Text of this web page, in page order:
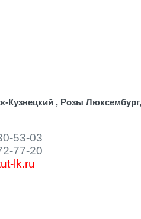
Кузнецкий , Розы
53-03
77-20
lk.ru